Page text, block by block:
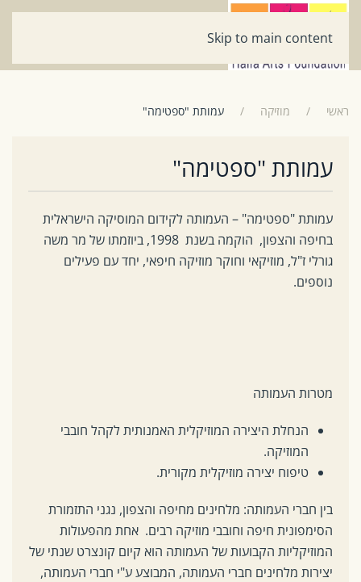
Skip to main content
ראשי מוזיקה עמותת "ספטימה"
עמותת "ספטימה"
עמותת "ספטימה" – העמותה לקידום המוסיקה הישראלית
בחיפה והצפון,
הוקמה בשנת 1998, ביוזמתו של מר משה
גורלי ז"ל, מוזיקאי וחוקר מוזיקה חיפאי, יחד עם פעילים
נוספים.
מטרות העמותה
הנחלת היצירה המוזיקלית האמנותית לקהל חובבי
המוזיקה.
טיפוח יצירה מוזיקלית מקורית.
בין חברי העמותה: מלחינים מחיפה והצפון, נגני התזמורת
הסימפונית חיפה וחובבי מוזיקה רבים. אחת מהפעולות
המוזיקליות הקבועות של העמותה הוא קיום קונצרט שנתי של
יצירות מלחינים חברי העמותה, המבוצע ע"י חברי העמותה,